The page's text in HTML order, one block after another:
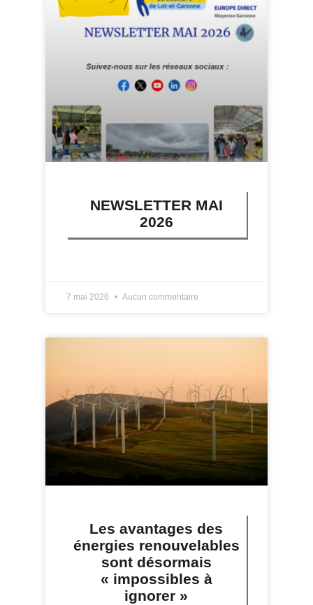
NEWSLETTER MAI
2026
7 mai 2026 Aucun commentaire
Les avantages des
énergies renouvelables
sont désormais
« impossibles à
ignorer »